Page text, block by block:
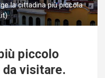
la cittadina più piccola
piccolo
da visitare.